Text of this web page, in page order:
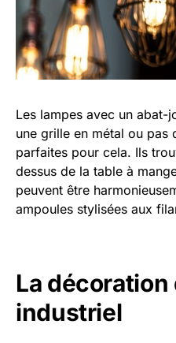
Les lampes avec un abat-
une grille en métal ou pas
parfaites pour cela. Ils
dessus de la table à
peuvent être
ampoules stylisées aux
La
industriel